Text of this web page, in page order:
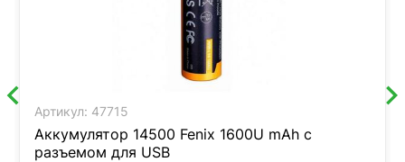
Артикул: 47715
Аккумулятор 14500 Fenix 1600U mAh с
разъемом для USB